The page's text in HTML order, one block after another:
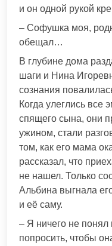
и он одной рукой
– Софушка моя,
обещал…
В глубине дома
шаги и Нина
сознания
Когда улеглись все
спящего сына, они
ужином, стали
том, как его мама
рассказал, что
не нашел. Только
Альбина выгнала
и её саму.
– Я ничего не
попросить, чтобы